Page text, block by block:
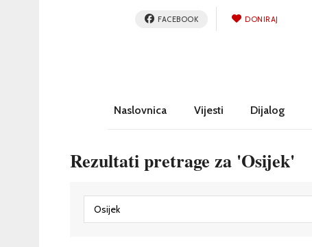
FACEBOOK DONIRAJ
Naslovnica Vijesti Dijalog
Rezultati pretrage za 'Osijek'